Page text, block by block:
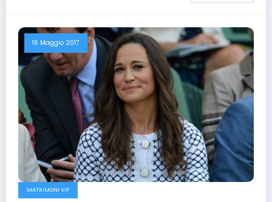
16 Maggio 2017
MATRIMONI VIP